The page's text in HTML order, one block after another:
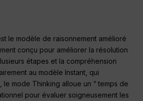
le modèle de raisonnement amélioré
conçu pour améliorer la résolution
étapes et la compréhension
au modèle Instant, qui
le mode Thinking alloue un “ temps de
pour évaluer soigneusement les